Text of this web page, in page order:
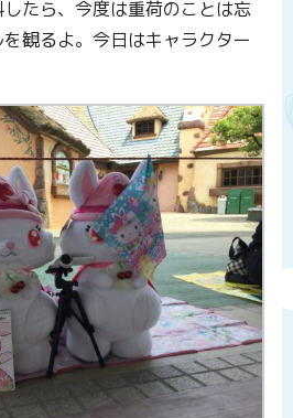
たら、今度は重荷のことは忘
観るよ。今日はキャラクター